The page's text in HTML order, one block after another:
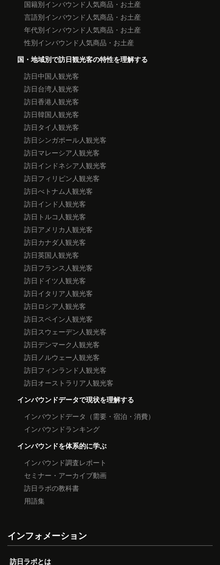
国籍別インバウンド人気商品・お土産
言語別インバウンド人気商品・お土産
年代別インバウンド人気商品・お土産
性別インバウンド人気商品・お土産
国・地域別で訪日観光客の特性を理解する
訪日中国人観光客
訪日台湾人観光客
訪日香港人観光客
訪日韓国人観光客
訪日タイ人観光客
訪日シンガポール人観光客
訪日マレーシア人観光客
訪日インドネシア人観光客
訪日フィリピン人観光客
訪日べトナム人観光客
訪日インド人観光客
訪日トルコ人観光客
訪日アメリカ人観光客
訪日カナダ人観光客
訪日英国人観光客
訪日フランス人観光客
訪日ドイツ人観光客
訪日イタリア人観光客
訪日ロシア人観光客
訪日スペイン人観光客
訪日スウェーデン人観光客
訪日デンマーク人観光客
訪日ノルウェー人観光客
訪日フィンランド人観光客
訪日オーストラリア人観光客
インバウンドデータで現状を理解する
インバウンドデータ（需要・宿泊・消費）
インバウンドランキング
インバウンドを体系的に学ぶ
インバウンド調査レポート
セミナー・アーカイブ動画
訪日ラボの教科書
用語集
インフォメーション
訪日ラボとは